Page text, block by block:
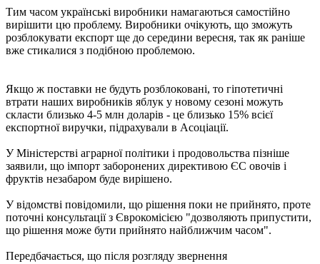
Тим часом українські виробники намагаються самостійно
вирішити цю проблему. Виробники очікують, що зможуть
розблокувати експорт ще до середини вересня, так як раніше
вже стикалися з подібною проблемою.
Якщо ж поставки не будуть розблоковані, то гіпотетичні
втрати наших виробників яблук у новому сезоні можуть
скласти близько 4-5 млн доларів - це близько 15% всієї
експортної виручки, підрахували в Асоціації.
У Міністерстві аграрної політики і продовольства пізніше
заявили, що імпорт заборонених директивою ЄС овочів і
фруктів незабаром буде вирішено.
У відомстві повідомили, що рішення поки не прийнято, проте
поточні консультації з Єврокомісією "дозволяють припустити,
що рішення може бути прийнято найближчим часом".
Передбачається, що після розгляду звернення